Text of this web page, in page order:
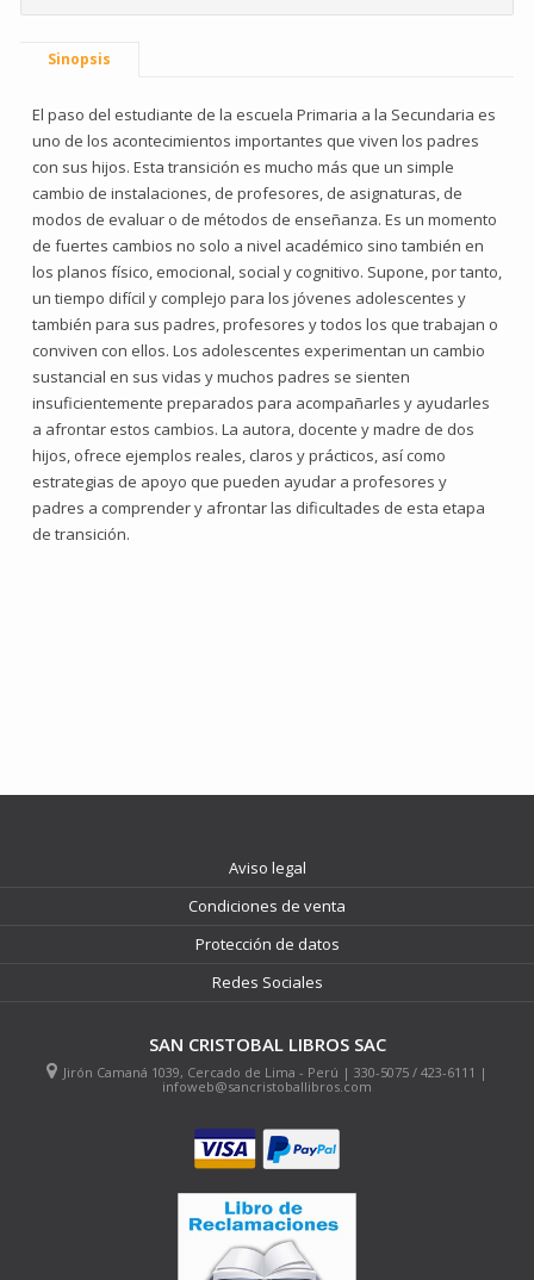
Sinopsis
El paso del estudiante de la escuela Primaria a la Secundaria es
uno de los acontecimientos importantes que viven los padres
con sus hijos. Esta transición es mucho más que un simple
cambio de instalaciones, de profesores, de asignaturas, de
modos de evaluar o de métodos de enseñanza. Es un momento
de fuertes cambios no solo a nivel académico sino también en
los planos físico, emocional, social y cognitivo. Supone, por tanto,
un tiempo difícil y complejo para los jóvenes adolescentes y
también para sus padres, profesores y todos los que trabajan o
conviven con ellos. Los adolescentes experimentan un cambio
sustancial en sus vidas y muchos padres se sienten
insuficientemente preparados para acompañarles y ayudarles
a afrontar estos cambios. La autora, docente y madre de dos
hijos, ofrece ejemplos reales, claros y prácticos, así como
estrategias de apoyo que pueden ayudar a profesores y
padres a comprender y afrontar las dificultades de esta etapa
de transición.
Aviso legal
Condiciones de venta
Protección de datos
Redes Sociales
SAN CRISTOBAL LIBROS SAC
Jirón Camaná 1039, Cercado de Lima - Perú | 330-5075 / 423-6111 |
infoweb@sancristoballibros.com